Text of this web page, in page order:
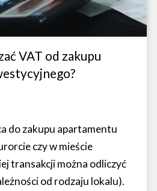
VAT od zakupu
do zakupu apartamentu
czy w mieście
transakcji można odliczyć
od rodzaju lokalu).